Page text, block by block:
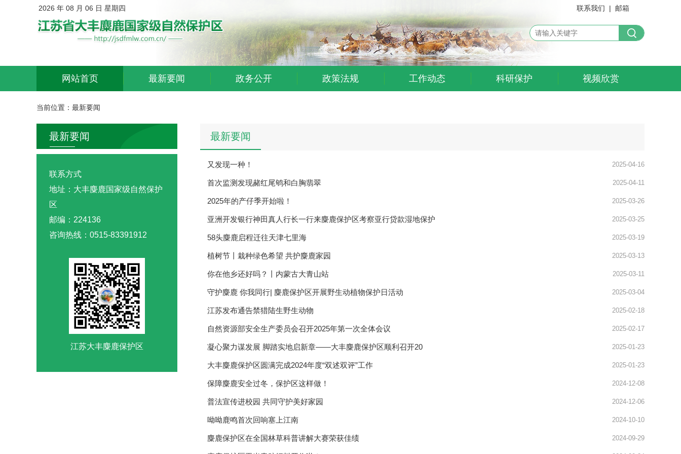
联系我们 | 邮箱
2026 年 08 月 06 日 星期四
网站首页 最新要闻 政务公开 政策法规 工作动态 科研保护 视频欣赏
当前位置： 最新要闻
最新要闻
联系方式
地址：大丰麋鹿国家级自然保护
区
邮编：224136
咨询热线：0515-83391912
江苏大丰麋鹿保护区
最新要闻
2025-04-16
又发现一种！
2025-04-11
首次监测发现赭红尾鸲和白胸翡翠
2025-03-26
2025年的产仔季开始啦！
2025-03-25
亚洲开发银行神田真人行长一行来麋鹿保护区考察亚行贷款湿地保护
2025-03-19
58头麋鹿启程迁往天津七里海
2025-03-13
植树节丨栽种绿色希望 共护麋鹿家园
2025-03-11
你在他乡还好吗？丨内蒙古大青山站
2025-03-04
守护麋鹿 你我同行| 麋鹿保护区开展野生动植物保护日活动
2025-02-18
江苏发布通告禁猎陆生野生动物
2025-02-17
自然资源部安全生产委员会召开2025年第一次全体会议
2025-01-23
凝心聚力谋发展 脚踏实地启新章——大丰麋鹿保护区顺利召开20
2025-01-23
大丰麋鹿保护区圆满完成2024年度“双述双评”工作
2024-12-08
保障麋鹿安全过冬，保护区这样做！
2024-12-06
普法宣传进校园 共同守护美好家园
2024-10-10
呦呦鹿鸣首次回响塞上江南
2024-09-29
麋鹿保护区在全国林草科普讲解大赛荣获佳绩